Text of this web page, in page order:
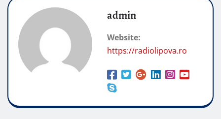
admin
Website:
https://radiolipova.ro